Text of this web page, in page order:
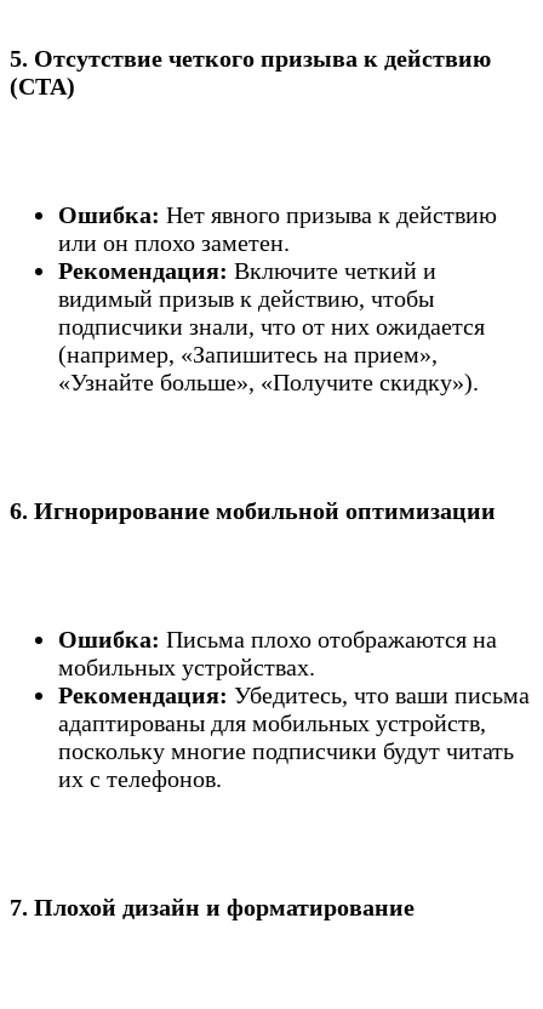
5. Отсутствие четкого призыва к действию
(CTA)
Ошибка: Нет явного призыва к действию
или он плохо заметен.
Рекомендация: Включите четкий и
видимый призыв к действию, чтобы
подписчики знали, что от них ожидается
(например, «Запишитесь на прием»,
«Узнайте больше», «Получите скидку»).
6. Игнорирование мобильной оптимизации
Ошибка: Письма плохо отображаются на
мобильных устройствах.
Рекомендация: Убедитесь, что ваши письма
адаптированы для мобильных устройств,
поскольку многие подписчики будут читать
их с телефонов.
7. Плохой дизайн и форматирование